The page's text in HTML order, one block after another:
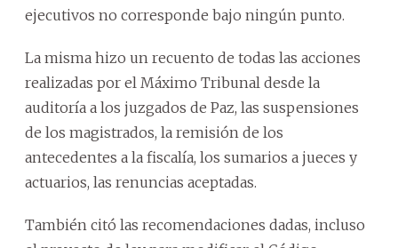
ejecutivos no corresponde bajo ningún punto.
La misma hizo un recuento de todas las acciones
realizadas por el Máximo Tribunal desde la
auditoría a los juzgados de Paz, las suspensiones
de los magistrados, la remisión de los
antecedentes a la fiscalía, los sumarios a jueces y
actuarios, las renuncias aceptadas.
También citó las recomendaciones dadas, incluso